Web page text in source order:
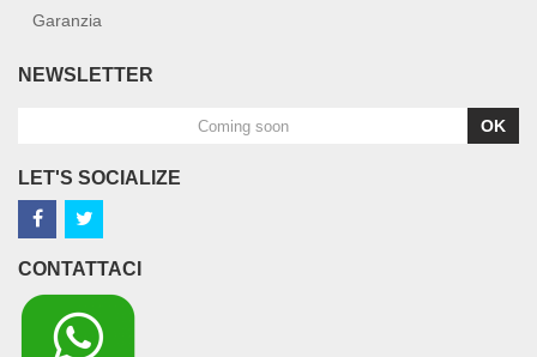
Garanzia
NEWSLETTER
OK
LET'S SOCIALIZE
CONTATTACI